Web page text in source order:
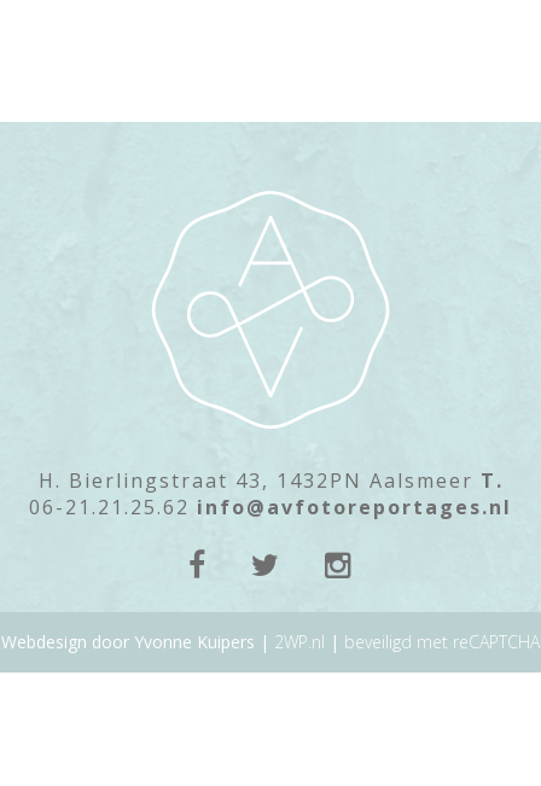
H. Bierlingstraat 43, 1432PN Aalsmeer T.
06-21.21.25.62 info@avfotoreportages.nl
Webdesign door Yvonne Kuipers | 2WP.nl | beveiligd met reCAPTCHA